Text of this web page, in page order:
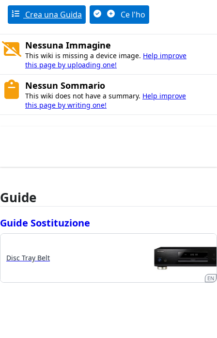
Crea una Guida Ce l'ho
Nessuna Immagine
This wiki is missing a device image. Help improve
this page by uploading one!
Nessun Sommario
This wiki does not have a summary. Help improve
this page by writing one!
Guide
Guide Sostituzione
Disc Tray Belt
EN